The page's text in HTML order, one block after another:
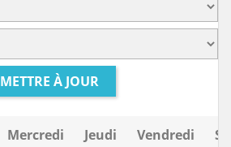
METTRE À JOUR
Mercredi Jeudi Vendredi